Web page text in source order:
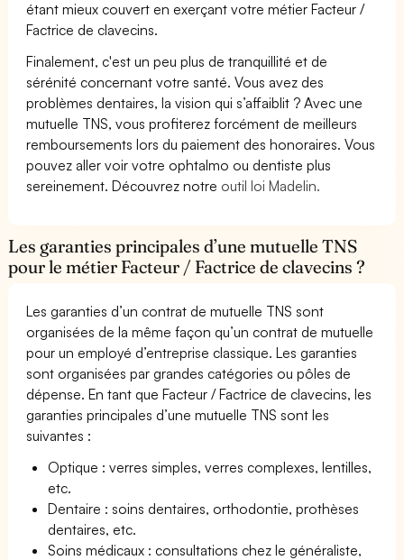
étant mieux couvert en exerçant votre métier Facteur /
Factrice de clavecins.
Finalement, c'est un peu plus de tranquillité et de
sérénité concernant votre santé. Vous avez des
problèmes dentaires, la vision qui s’affaiblit ? Avec une
mutuelle TNS, vous profiterez forcément de meilleurs
remboursements lors du paiement des honoraires. Vous
pouvez aller voir votre ophtalmo ou dentiste plus
sereinement. Découvrez notre outil loi Madelin.
Les garanties principales d’une mutuelle TNS
pour le métier Facteur / Factrice de clavecins ?
Les garanties d’un contrat de mutuelle TNS sont
organisées de la même façon qu’un contrat de mutuelle
pour un employé d’entreprise classique. Les garanties
sont organisées par grandes catégories ou pôles de
dépense. En tant que Facteur / Factrice de clavecins, les
garanties principales d’une mutuelle TNS sont les
suivantes :
Optique : verres simples, verres complexes, lentilles,
etc.
Dentaire : soins dentaires, orthodontie, prothèses
dentaires, etc.
Soins médicaux : consultations chez le généraliste,